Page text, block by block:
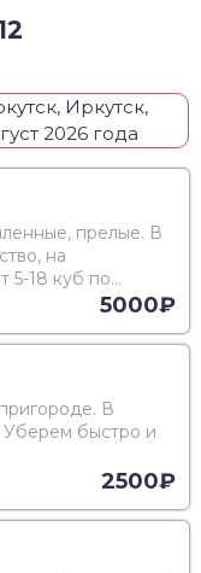
Иркутск,
2026 года
на
5000₽
В
Уберем быстро и
2500₽